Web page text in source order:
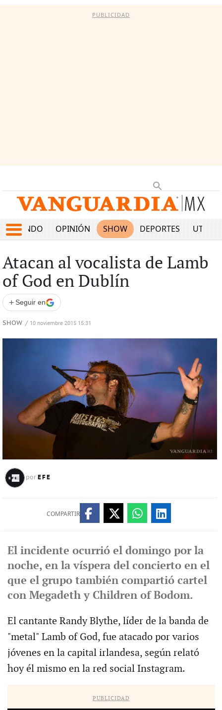
PUBLICIDAD
MUNDO OPINIÓN SHOW DEPORTES
Atacan al vocalista de Lamb
of God en Dublín
+ Seguir en
SHOW / 10 noviembre 2015 15:31
por EFE
COMPARTIR
El incidente ocurrió el domingo por la
noche, en la víspera del concierto en el
que el grupo también compartió cartel
con Megadeth y Children of Bodom.
El cantante Randy Blythe, líder de la banda de
"metal" Lamb of God, fue atacado por varios
jóvenes en la capital irlandesa, según relató
hoy él mismo en la red social Instagram.
PUBLICIDAD